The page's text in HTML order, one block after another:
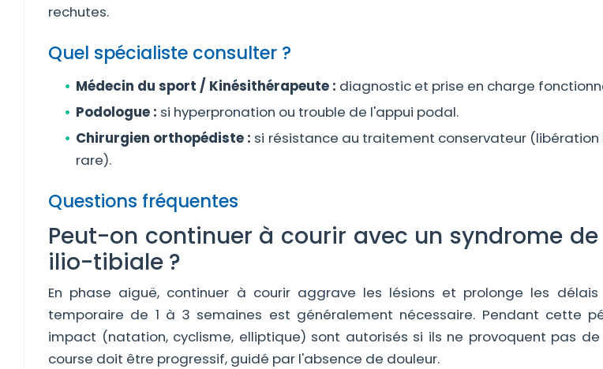
rechutes.
Quel spécialiste consulter ?
Médecin du sport / Kinésithérapeute : diagnostic et prise en charge
Podologue : si hyperpronation ou trouble de l'appui podal.
Chirurgien orthopédiste : si résistance au traitement conservateur (libération
rare).
Questions fréquentes
Peut-on continuer à courir avec un syndrome
ilio-tibiale ?
En phase aiguë, continuer à courir aggrave les lésions et prolonge les
temporaire de 1 à 3 semaines est généralement nécessaire. Pendant cette
impact (natation, cyclisme, elliptique) sont autorisés si ils ne provoquent pas
course doit être progressif, guidé par l'absence de douleur.